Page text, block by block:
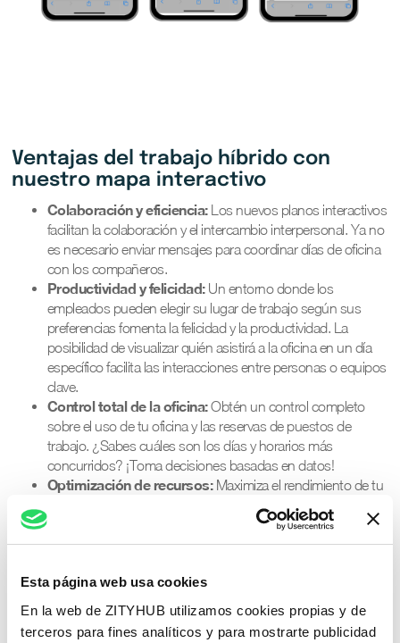
Esta página web usa cookies
En la web de ZITYHUB utilizamos cookies propias y de
terceros para fines analíticos y para mostrarte publicidad
Ventajas del trabajo híbrido con
nuestro mapa interactivo
Colaboración y eficiencia:
Los nuevos planos interactivos
facilitan la colaboración y el intercambio interpersonal. Ya no
es necesario enviar mensajes para coordinar días de oficina
con los compañeros.
Productividad y felicidad: Un entorno donde los
empleados pueden elegir su lugar de trabajo según sus
preferencias fomenta la felicidad y la productividad. La
posibilidad de visualizar quién asistirá a la oficina en un día
específico facilita las interacciones entre personas o equipos
clave.
Control total de la oficina:Obtén un control completo
sobre el uso de tu oficina y las reservas de puestos de
trabajo. ¿Sabes cuáles son los días y horarios más
concurridos? ¡Toma decisiones basadas en datos!
Optimización de recursos:Maximiza el rendimiento de tu
oficina y fortalece las conexiones de valor entre tus equipos.
¡Empieza hoy mismo a mejorar la gestión de tu espacio de
ventajas del trabajo híbrido!